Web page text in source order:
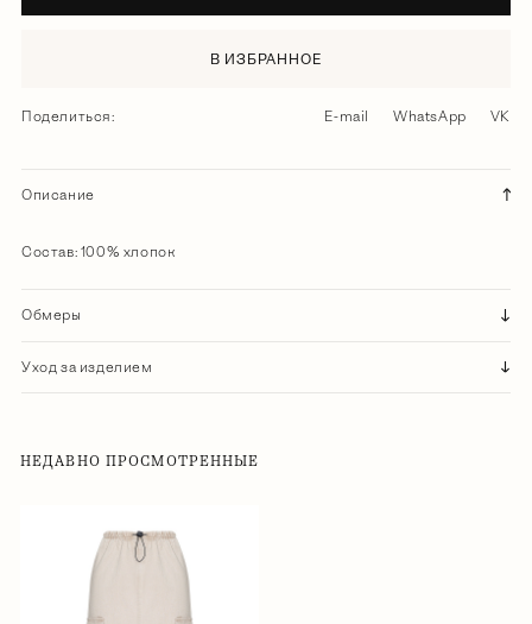
В ИЗБРАННОЕ
Поделиться: E-mail WhatsApp VK
Описание
Состав: 100% хлопок
Обмеры
Уход за изделием
НЕДАВНО ПРОСМОТРЕННЫЕ